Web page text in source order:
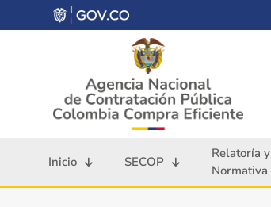
Inicio SECOP
Relatoría y
Normativa